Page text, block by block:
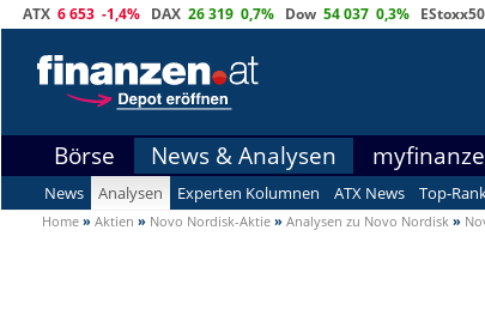
ATX 6 653 -1,4% DAX 26 319 0,7% Dow 54 037 0,3% EStoxx50
Börse News & Analysen
News Analysen Experten Kolumnen ATX News Top-
Home » Aktien » Novo Nordisk-Aktie » Analysen zu Novo Nordisk »